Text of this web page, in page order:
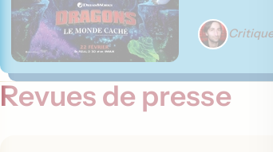
Critique
Revues de presse